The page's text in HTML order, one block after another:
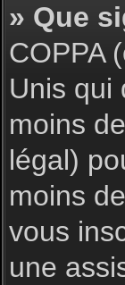
» Que
COPPA
Unis qui
moins
légal)
moins
vous
une